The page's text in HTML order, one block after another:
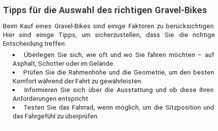
Tipps für die Auswahl des richtigen Gravel-Bikes
Beim Kauf eines Gravel-Bikes sind einige Faktoren zu berücksichtigen.
Hier sind einige Tipps, um sicherzustellen, dass Sie die richtige
Entscheidung treffen:
Überlegen Sie sich, wie oft und wo Sie fahren möchten – auf
Asphalt, Schotter oder im Gelände.
Prüfen Sie die Rahmenhöhe und die Geometrie, um den besten
Komfort während der Fahrt zu gewährleisten.
Informieren Sie sich über die Ausstattung und ob diese Ihren
Anforderungen entspricht.
Testen Sie das Fahrrad, wenn möglich, um die Sitzposition und
das Fahrgefühl zu überprüfen.